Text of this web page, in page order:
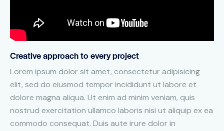
Creative approach to every project
Lorem ipsum dolor sit amet, consectetur adipisicing
elit, sed do eiusmod tempor incididunt ut labore et
dolore magna aliqua. Ut enim ad minim veniam, quis
nostrud exercitation ullamco laboris nisi ut aliquip ex ea
commodo consequat. Duis aute irure dolor in